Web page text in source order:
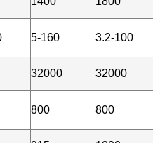
5-160 3.2-100
32000 32000
800 800